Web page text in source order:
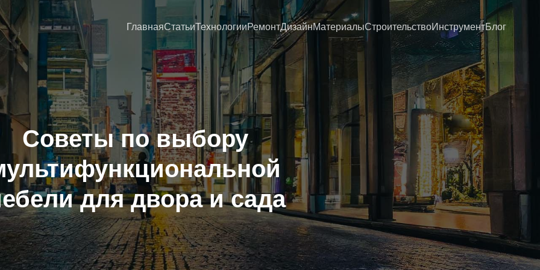
ГлавнаяСтатьиТехнологииРемонтДизайнМатериалыСтроительствоИнструментБлог
Советы по выбору
для двора и сада